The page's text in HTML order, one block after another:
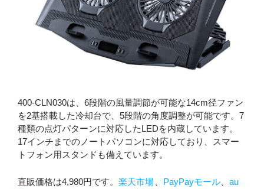
400-CLN030は、6段階の風量調節が可能な14cm径ファン
を2基搭載した冷却台で、5段階の角度調整が可能です。7
種類の点灯パターンに対応したLEDを内蔵しています。
17インチまでのノートパソコンに対応しており、スマー
トフォン用スタンドも備えています。
直販価格は4,980円です。 楽天市場 PayPayモール
au